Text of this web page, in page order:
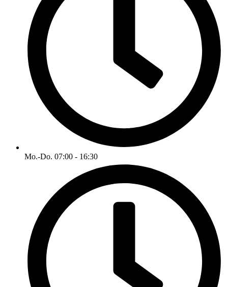
Mo.-Do. 07:00 - 16:30